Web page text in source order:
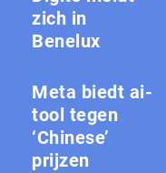
zich in
Benelux
Meta biedt ai-
tool tegen
‘Chinese’
prijzen